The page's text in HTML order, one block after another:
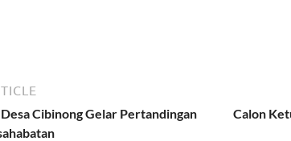
Cibinong Gelar Pertandingan
Calon